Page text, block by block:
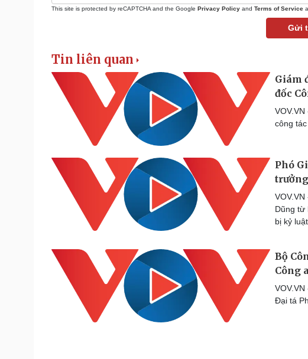
This site is protected by reCAPTCHA and the Google Privacy Policy and Terms of Service
Gửi
Tin liên quan
Giám
đốc
công
Phó
Dũng từ
bị kỷ
Bộ
Công
Đại tá